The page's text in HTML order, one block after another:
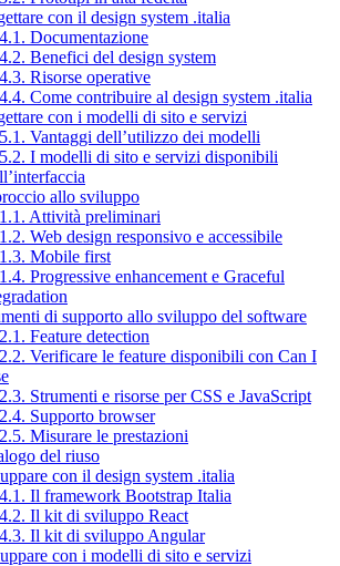
con il design system .italia
Documentazione
Benefici del design system
Risorse operative
Come contribuire al design system .italia
con i modelli di sito e servizi
Vantaggi dell’utilizzo dei modelli
I modelli di sito e servizi disponibili
allo sviluppo
Attività preliminari
Web design responsivo e accessibile
Mobile first
Progressive enhancement e Graceful
di supporto allo sviluppo del software
Feature detection
Verificare le feature disponibili con Can I
Strumenti e risorse per CSS e JavaScript
Supporto browser
Misurare le prestazioni
del riuso
con il design system .italia
Il framework Bootstrap Italia
Il kit di sviluppo React
Il kit di sviluppo Angular
con i modelli di sito e servizi